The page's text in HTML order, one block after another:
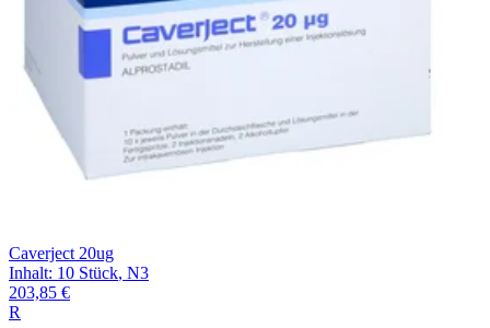
Caverject 20ug
Inhalt: 10 Stück, N3
203,85 €
R